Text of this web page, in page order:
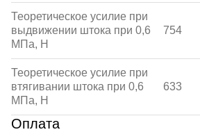
Теоретическое усилие при
выдвижении штока при 0,6
МПа, Н
754
Теоретическое усилие при
втягивании штока при 0,6
МПа, Н
633
Оплата